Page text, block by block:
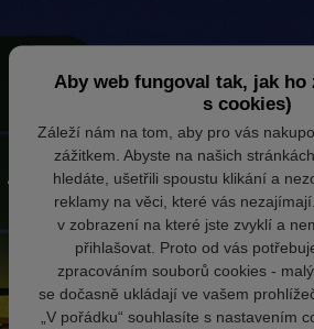
Aby web fungoval tak, jak ho
s cookies)
Záleží nám na tom, aby pro vás
zážitkem. Abyste na našich
hledáte, ušetřili spoustu klikání a
reklamy na věci, které vás
v zobrazení na které jste zvyklí a
přihlašovat. Proto od vás
zpracováním souborů cookies -
se dočasně ukládají ve vašem
„V pořádku“ souhlasíte s nastavením